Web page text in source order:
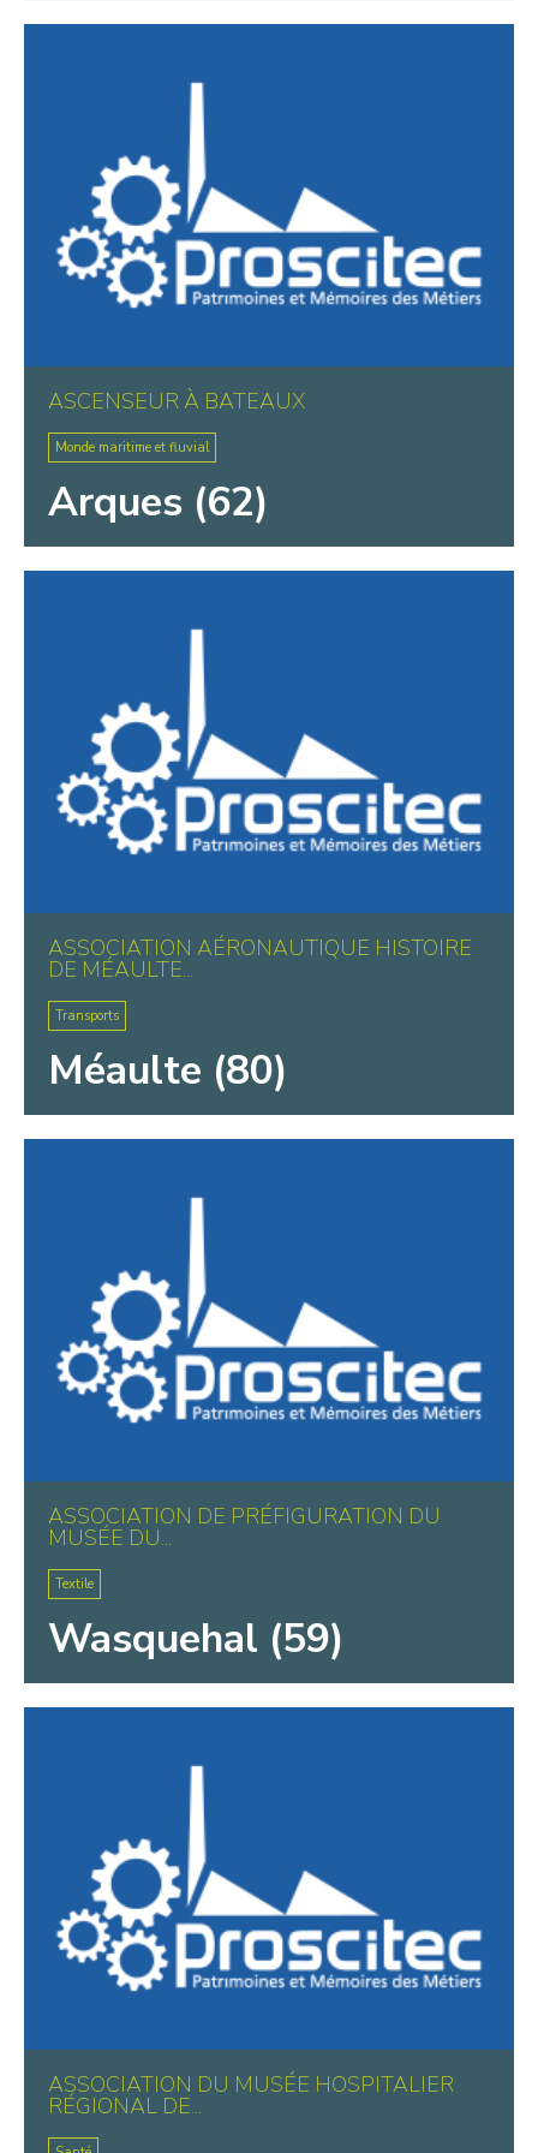
ASCENSEUR À BATEAUX
Monde maritime et fluvial
Arques (62)
ASSOCIATION AÉRONAUTIQUE HISTOIRE
DE MÉAULTE...
Transports
Méaulte (80)
ASSOCIATION DE PRÉFIGURATION DU
MUSÉE DU...
Textile
Wasquehal (59)
ASSOCIATION DU MUSÉE HOSPITALIER
RÉGIONAL DE...